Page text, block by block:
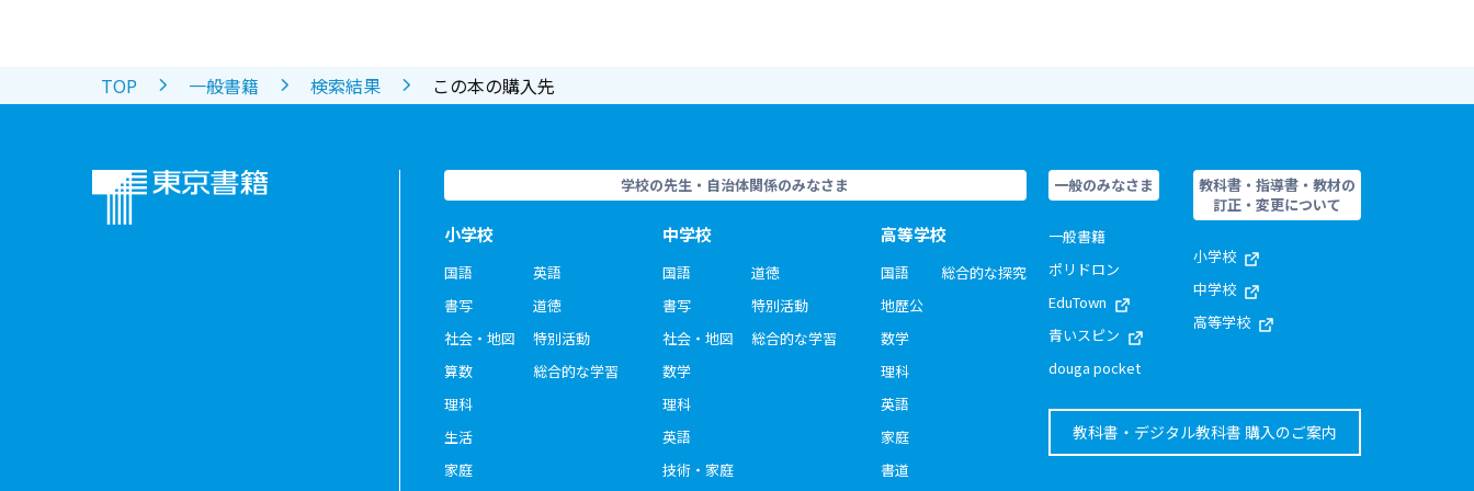
TOP 一般書籍 検索結果 この本の購入先
学校の先生・自治体関係のみなさま
小学校
国語
書写
社会・地図
算数
理科
生活
家庭
英語
道徳
特別活動
総合的な学習
中学校
国語
書写
社会・地図
数学
理科
英語
技術・家庭
道徳
特別活動
総合的な学習
高等学校
国語
地歴公
数学
理科
英語
家庭
書道
総合的な探究
一般のみなさま
一般書籍
ポリドロン
EduTown
青いスピン
douga pocket
教科書・指導書・教材の
訂正・変更について
小学校
中学校
高等学校
教科書・デジタル教科書 購入のご案内